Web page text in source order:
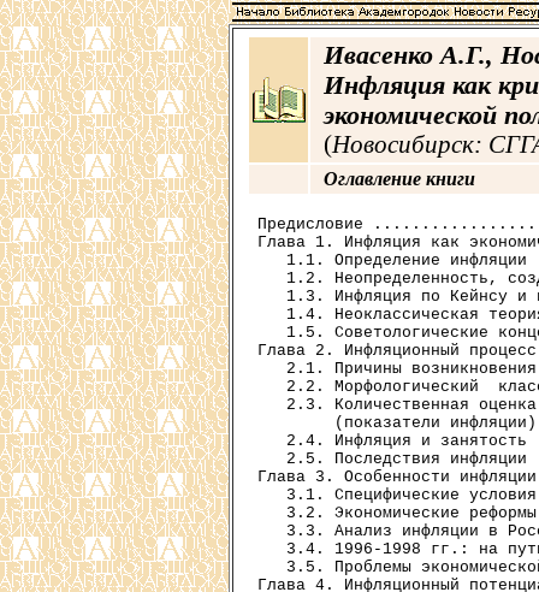
Ивасенко А.Г.,
Инфляция как
экономической
(Новосибирск:
Оглавление книги
Предисловие
Глава 1. Инфляция как
1.1. Определение инфляции
1.2. Неопределенность,
1.3. Инфляция по Кейнсу и
1.4. Неоклассическая
1.5. Советологические
Глава 2. Инфляционный
2.1. Причины
2.2. Морфологический
2.3. Количественная
(показатели
2.4. Инфляция и занятость
2.5. Последствия инфляции
Глава 3. Особенности
3.1. Специфические
3.2. Экономические
3.3. Анализ инфляции в
3.4. 1996-1998 гг.: на
3.5. Проблемы
Глава 4. Инфляционный